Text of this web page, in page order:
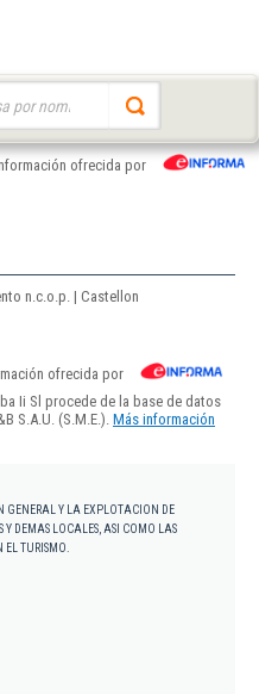
ofrecida por
n.c.o.p. | Castellon
ofrecida por
Ii Sl procede de la base de datos
S.A.U. (S.M.E.). Más información
GENERAL Y LA EXPLOTACION DE
Y DEMAS LOCALES, ASI COMO LAS
EL TURISMO.